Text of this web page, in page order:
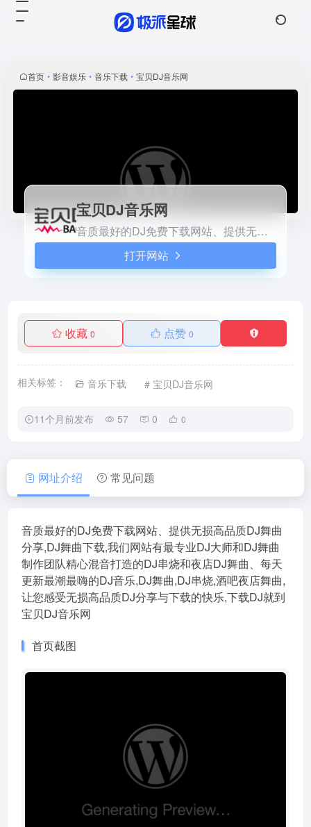
首页 • 影音娱乐 • 音乐下载 • 宝贝DJ音乐网
宝贝DJ音乐网
音质最好的DJ免费下载网站、提供无损高品质DJ舞曲分享,DJ舞曲下载,我们网站有最专业DJ大师和DJ舞曲制作团队精心混音打造的DJ串烧和夜店DJ舞曲、每天更新最潮最嗨的DJ音乐,DJ舞曲,DJ串烧,酒吧夜店舞曲,让您感受无损高品质DJ分享与下载的快乐,下载DJ就到宝贝DJ音乐网
打开网站
收藏0 点赞 0
相关标签： 音乐下载 # 宝贝DJ音乐网
11个月前发布 57 0 0
专业DJ大师和DJ舞曲制作团
队精心混音打造的DJ串烧和夜
网址介绍 常见问题
音质最好的DJ免费下载网站、提供无损高品质DJ舞曲
分享,DJ舞曲下载,我们网站有最专业DJ大师和DJ舞曲
制作团队精心混音打造的DJ串烧和夜店DJ舞曲、每天
更新最潮最嗨的DJ音乐,DJ舞曲,DJ串烧,酒吧夜店舞曲,
让您感受无损高品质DJ分享与下载的快乐,下载DJ就到
宝贝DJ音乐网
首页截图